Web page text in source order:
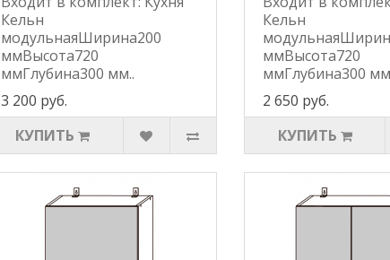
Кельн
модульнаяШирина200
ммВысота720
ммГлубина300 мм..
3 200 руб.
КУПИТЬ
Кельн
ммВысота720
ммГлубина300
2 650 руб.
КУПИТЬ